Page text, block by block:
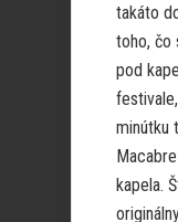
takáto
toho, čo
pod
minútku
kapela.